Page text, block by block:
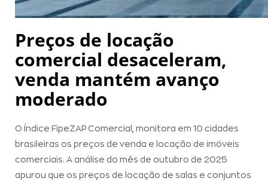
Preços de locação
comercial desaceleram,
venda mantém avanço
moderado
O Índice FipeZAP Comercial, monitora em 10 cidades
brasileiras os preços de venda e locação de imóveis
comerciais. A análise do mês de outubro de 2025
apurou que os preços de locação de salas e conjuntos